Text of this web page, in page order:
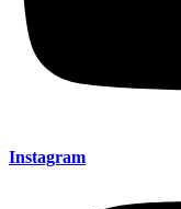
Instagram